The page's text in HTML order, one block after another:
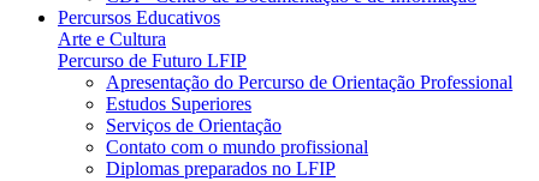
Percursos Educativos
Arte e Cultura
Percurso de Futuro LFIP
Apresentação do Percurso de Orientação Professional
Estudos Superiores
Serviços de Orientação
Contato com o mundo profissional
Diplomas preparados no LFIP